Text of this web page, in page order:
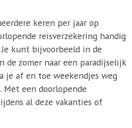
keren per jaar op
reisverzekering handig
Je kunt bijvoorbeeld in de
de zomer naar een paradijselijk
je af en toe weekendjes weg
een doorlopende
al deze vakanties of